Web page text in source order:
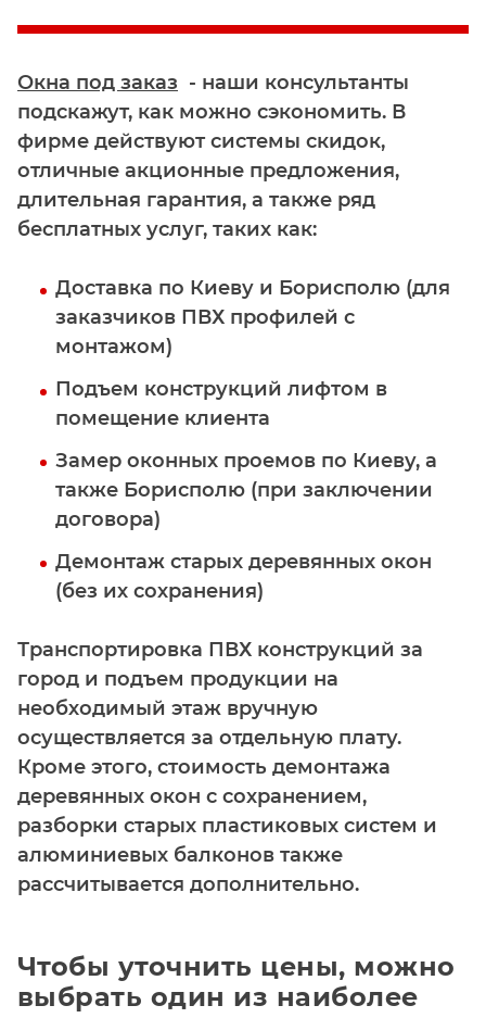
Окна под заказ - наши консультанты
подскажут, как можно сэкономить. В
фирме действуют системы скидок,
отличные акционные предложения,
длительная гарантия, а также ряд
бесплатных услуг, таких как:
Доставка по Киеву и Борисполю (для
заказчиков ПВХ профилей с
монтажом)
Подъем конструкций лифтом в
помещение клиента
Замер оконных проемов по Киеву, а
также Борисполю (при заключении
договора)
Демонтаж старых деревянных окон
(без их сохранения)
Транспортировка ПВХ конструкций за
город и подъем продукции на
необходимый этаж вручную
осуществляется за отдельную плату.
Кроме этого, стоимость демонтажа
деревянных окон с сохранением,
разборки старых пластиковых систем и
алюминиевых балконов также
рассчитывается дополнительно.
Чтобы уточнить цены, можно
выбрать один из наиболее